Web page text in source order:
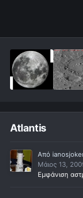
Atlantis
Από
Μάιος 13,
Εμφάνιση